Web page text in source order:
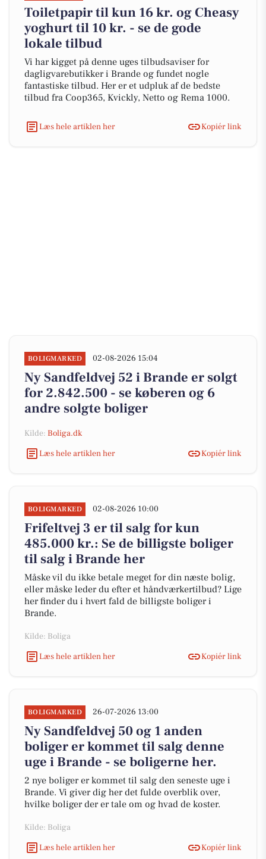
Toiletpapir til kun 16 kr. og Cheasy
yoghurt til 10 kr. - se de gode
lokale tilbud
Vi har kigget på denne uges tilbudsaviser for
dagligvarebutikker i Brande og fundet nogle
fantastiske tilbud. Her er et udpluk af de bedste
tilbud fra Coop365, Kvickly, Netto og Rema 1000.
Læs hele artiklen her Kopiér link
BOLIGMARKED 02-08-2026 15:04
Ny Sandfeldvej 52 i Brande er solgt
for 2.842.500 - se køberen og 6
andre solgte boliger
Kilde: Boliga.dk
Læs hele artiklen her
Kopiér link
BOLIGMARKED 02-08-2026 10:00
Frifeltvej 3 er til salg for kun
485.000 kr.: Se de billigste boliger
til salg i Brande her
Måske vil du ikke betale meget for din næste bolig,
eller måske leder du efter et håndværkertilbud? Lige
her finder du i hvert fald de billigste boliger i
Brande.
Kilde: Boliga
Læs hele artiklen her
Kopiér link
BOLIGMARKED 26-07-2026 13:00
Ny Sandfeldvej 50 og 1 anden
boliger er kommet til salg denne
uge i Brande - se boligerne her.
2 nye boliger er kommet til salg den seneste uge i
Brande. Vi giver dig her det fulde overblik over,
hvilke boliger der er tale om og hvad de koster.
Kilde: Boliga
Læs hele artiklen her
Kopiér link